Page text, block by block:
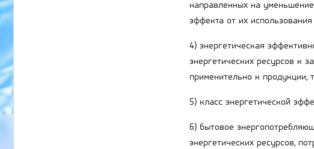
направленных на
эффекта от их
4) энергетическая
энергетических ресурсов к
применительно к продукции,
5) класс энергетической
6) бытовое
энергетических ресурсов,